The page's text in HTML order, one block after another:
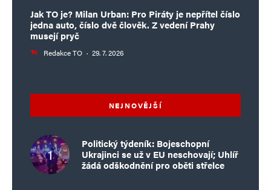
Jak TO je? Milan Urban: Pro Piráty je nepřítel číslo
jedna auto, číslo dvě člověk. Z vedení Prahy
musejí pryč
Redakce TO · 29. 7. 2026
NEJNOVĚJŠÍ
Politický týdeník: Bojeschopní
Ukrajinci se už v EU neschovají; Uhlíř
žádá odškodnění pro oběti střelce